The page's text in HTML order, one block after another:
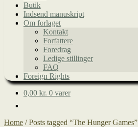
Butik
Indsend manuskript
Om forlaget
Kontakt
Forfattere
Foredrag
Ledige stillinger
FAQ
Foreign Rights
0,00 kr. 0 varer
Home /Posts tagged “The Hunger Games”